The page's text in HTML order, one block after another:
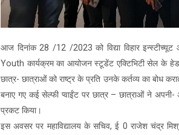
आज दिनांक 28 /12 /2023 को विद्या विहार
Youth कार्यक्रम का आयोजन स्टूडेंट एक्टिभिटी सेल के
छात्र- छात्राओं को राष्ट्र के प्रति उनके कर्तव्य का बोध
बनाए गए कई सेल्फी प्वाईंट पर छात्र – छात्राओं ने
प्रकट किया।
इस अवसर पर महाविद्यालय के सचिव, ई 0 राजेश चंद्र